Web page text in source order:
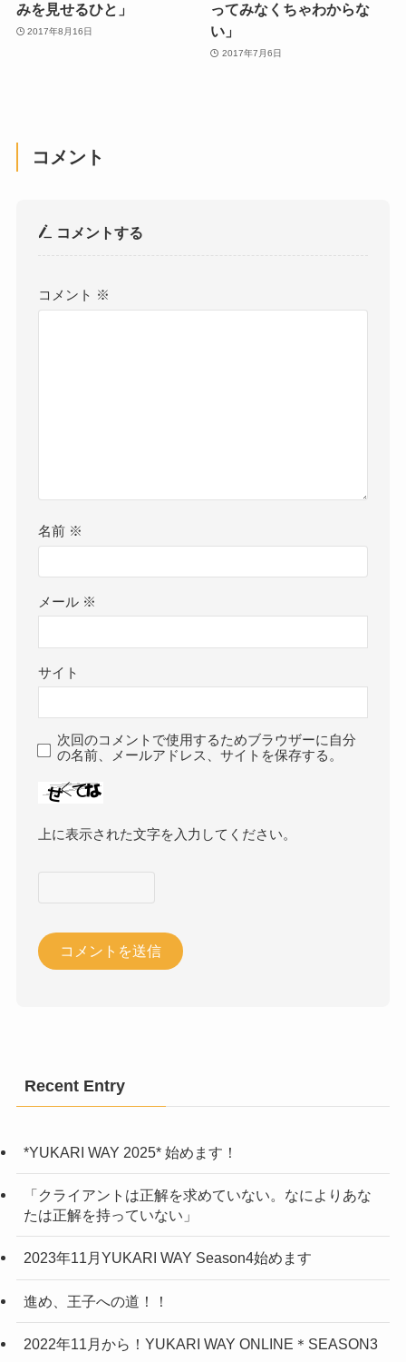
みを見せるひと」
2017年8月16日
ってみなくちゃわからな
い」
2017年7月6日
コメント
コメントする
コメント ※
名前 ※
メール ※
サイト
次回のコメントで使用するためブラウザーに自分
の名前、メールアドレス、サイトを保存する。
上に表示された文字を入力してください。
Recent Entry
*YUKARI WAY 2025* 始めます！
「クライアントは正解を求めていない。なによりあな
たは正解を持っていない」
2023年11月YUKARI WAY Season4始めます
進め、王子への道！！
2022年11月から！YUKARI WAY ONLINE＊SEASON3